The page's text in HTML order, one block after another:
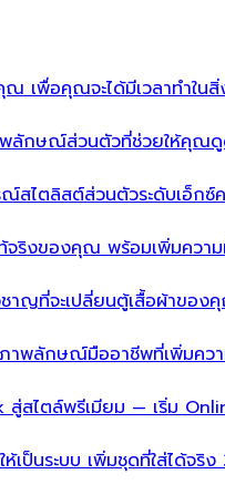
ณ เพื่อคุณจะได้มีเวลาทำใ
ลักษณ์ส่วนตัวที่ช่วยให้คุณดู
ณ์สไตลิสต์ส่วนตัวระดับเอ็ก
ริงของคุณ พร้อมเพิ่มความ
าญที่จะเปลี่ยนตู้เสื้อผ้าของคุ
าพลักษณ์มืออาชีพที่เพิ่มควา
สู่สไตล์พรีเมียม — เริ่ม
เป็นระบบ เพิ่มชุดที่ใส่ได้จริง